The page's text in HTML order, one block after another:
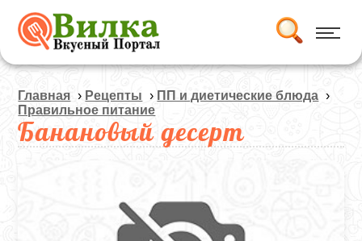
Главная › Рецепты › ПП и диетические блюда ›
Правильное питание
Банановый десерт